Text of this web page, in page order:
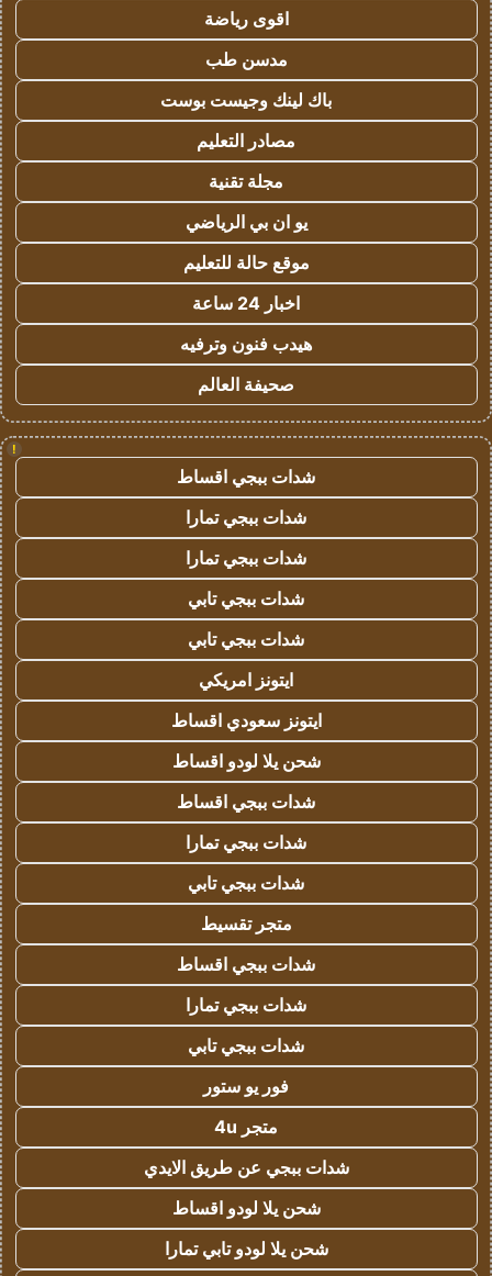
اقوى رياضة
مدسن طب
باك لينك وجيست بوست
مصادر التعليم
مجلة تقنية
يو ان بي الرياضي
موقع حالة للتعليم
اخبار 24 ساعة
هيدب فنون وترفيه
صحيفة العالم
!
شدات ببجي اقساط
شدات ببجي تمارا
شدات ببجي تمارا
شدات ببجي تابي
شدات ببجي تابي
ايتونز امريكي
ايتونز سعودي اقساط
شحن يلا لودو اقساط
شدات ببجي اقساط
شدات ببجي تمارا
شدات ببجي تابي
متجر تقسيط
شدات ببجي اقساط
شدات ببجي تمارا
شدات ببجي تابي
فور يو ستور
متجر 4u
شدات ببجي عن طريق الايدي
شحن يلا لودو اقساط
شحن يلا لودو تابي تمارا